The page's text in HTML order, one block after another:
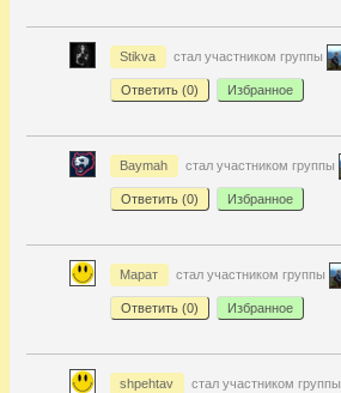
Stikva стал участником группы
Ответить (0) Избранное
Baymah стал участником группы
Ответить (0) Избранное
Марат стал участником группы
Ответить (0) Избранное
shpehtav стал участником группы